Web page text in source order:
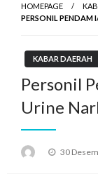
HOMEPAGE
PERSONIL PENDAM
KABAR DAERAH
Personil
Urine
Posted
30